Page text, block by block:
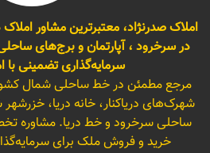
املاک صدرنژاد، معتبرترین مشاور املاک
در سرخرود ، آپارتمان و برج‌های
سرمایه‌گذاری تضمینی با
مرجع مطمئن در خط ساحلی شمال
شهرک‌های دریاکنار، خانه دریا،
ساحلی سرخرود و خط دریا. مشاوره
خرید و فروش ملک برای